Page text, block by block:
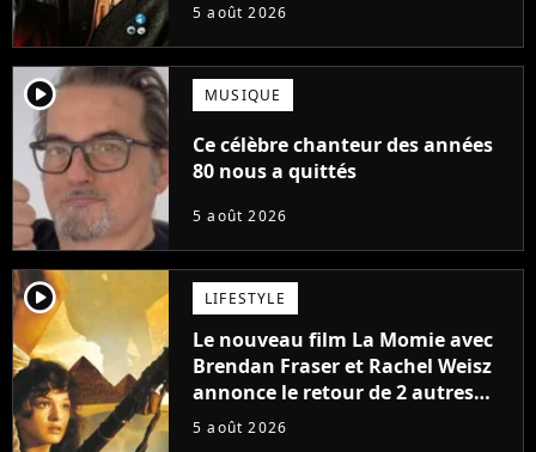
5 août 2026
player2 MUSIQUE
Ce célèbre chanteur des années
80 nous a quittés
5 août 2026
player2 LIFESTYLE
Le nouveau film La Momie avec
Brendan Fraser et Rachel Weisz
annonce le retour de 2 autres
personnages emblématiques de
5 août 2026